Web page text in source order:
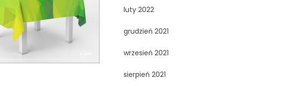
luty 2022
grudzień 2021
wrzesień 2021
sierpień 2021